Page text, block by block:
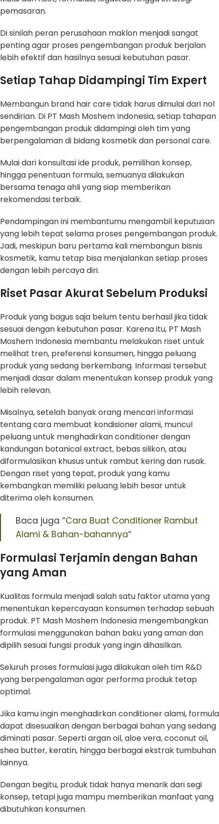
pemasaran.
Di sinilah peran perusahaan maklon menjadi sangat
penting agar proses pengembangan produk berjalan
lebih efektif dan hasilnya sesuai kebutuhan pasar.
Setiap Tahap Didampingi Tim Expert
Membangun brand hair care tidak harus dimulai dari nol
sendirian. Di PT Mash Moshem Indonesia, setiap tahapan
pengembangan produk didampingi oleh tim yang
berpengalaman di bidang kosmetik dan personal care.
Mulai dari konsultasi ide produk, pemilihan konsep,
hingga penentuan formula, semuanya dilakukan
bersama tenaga ahli yang siap memberikan
rekomendasi terbaik.
Pendampingan ini membantumu mengambil keputusan
yang lebih tepat selama proses pengembangan produk.
Jadi, meskipun baru pertama kali membangun bisnis
kosmetik, kamu tetap bisa menjalankan setiap proses
dengan lebih percaya diri.
Riset Pasar Akurat Sebelum Produksi
Produk yang bagus saja belum tentu berhasil jika tidak
sesuai dengan kebutuhan pasar. Karena itu, PT Mash
Moshem Indonesia membantu melakukan riset untuk
melihat tren, preferensi konsumen, hingga peluang
produk yang sedang berkembang. Informasi tersebut
menjadi dasar dalam menentukan konsep produk yang
lebih relevan.
Misalnya, setelah banyak orang mencari informasi
tentang cara membuat kondisioner alami, muncul
peluang untuk menghadirkan conditioner dengan
kandungan botanical extract, bebas silikon, atau
diformulasikan khusus untuk rambut kering dan rusak.
Dengan riset yang tepat, produk yang kamu
kembangkan memiliki peluang lebih besar untuk
diterima oleh konsumen.
Baca juga “Cara Buat Conditioner Rambut
Alami & Bahan-bahannya“
Formulasi Terjamin dengan Bahan
yang Aman
Kualitas formula menjadi salah satu faktor utama yang
menentukan kepercayaan konsumen terhadap sebuah
produk. PT Mash Moshem Indonesia mengembangkan
formulasi menggunakan bahan baku yang aman dan
dipilih sesuai fungsi produk yang ingin dihasilkan.
Seluruh proses formulasi juga dilakukan oleh tim R&D
yang berpengalaman agar performa produk tetap
optimal.
Jika kamu ingin menghadirkan conditioner alami, formula
dapat disesuaikan dengan berbagai bahan yang sedang
diminati pasar. Seperti argan oil, aloe vera, coconut oil,
shea butter, keratin, hingga berbagai ekstrak tumbuhan
lainnya.
Dengan begitu, produk tidak hanya menarik dari segi
konsep, tetapi juga mampu memberikan manfaat yang
dibutuhkan konsumen.